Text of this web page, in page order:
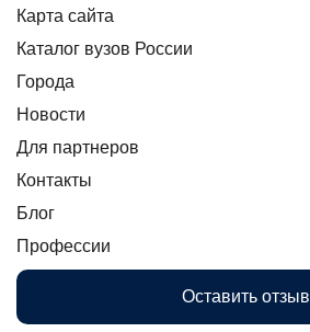
Карта сайта
Каталог вузов России
Города
Новости
Для партнеров
Контакты
Блог
Профессии
Оставить отзыв